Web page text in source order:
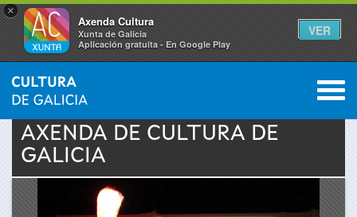
×
Axenda Cultura
Xunta de Galicia
Aplicación gratuíta - En Google Play
VER
Vostede
está
INICIO › ACTUALIDADE 0
AXENDA DE CULTURA DE
GALICIA